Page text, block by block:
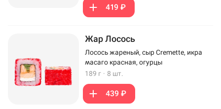
419 ₽
Жар Лосось
Лосось жареный, сыр Cremette, икра
масаго красная, огурцы
189 г · 8 шт.
439 ₽